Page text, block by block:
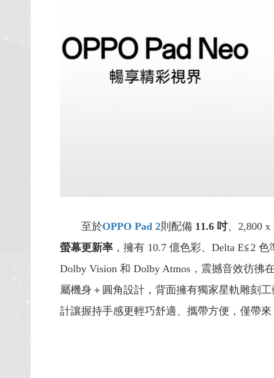
至於OPPO Pad 2則配備 11.6 吋、2,800
螢幕更新率 ，擁有 10.7 億色彩、Delta E≦2
Dolby Vision 和 Dolby Atmos，震撼音效彷彿
屬機身＋圓角設計，背面擁有獨家星軌雕刻
計讓握持手感更輕巧舒適、攜帶方便，僅帶來